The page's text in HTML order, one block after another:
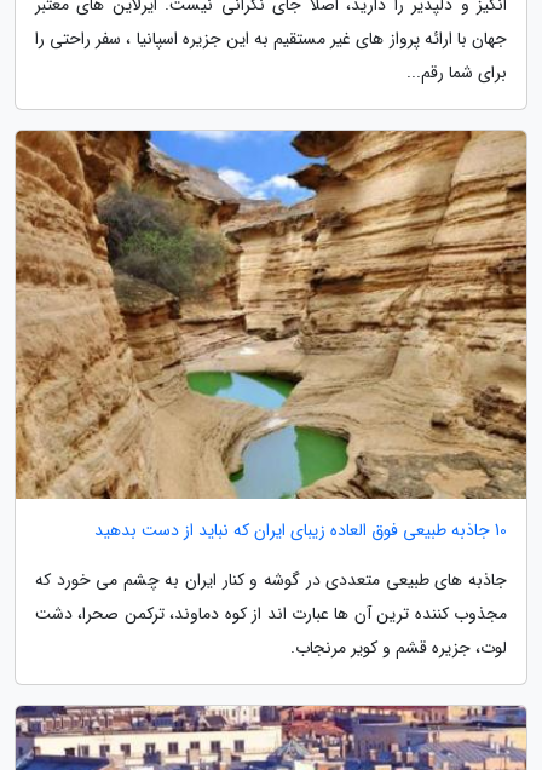
جهان با ارائه پرواز های غیر مستقیم به این جزیره اسپانیا ، سفر راحتی را
برای شما رقم...
10 جاذبه طبیعی فوق العاده زیبای ایران که نباید از دست بدهید
جاذبه های طبیعی متعددی در گوشه و کنار ایران به چشم می خورد که
مجذوب کننده ترین آن ها عبارت اند از کوه دماوند، ترکمن صحرا، دشت
لوت، جزیره قشم و کویر مرنجاب.